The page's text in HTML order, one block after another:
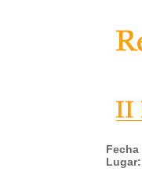
Fecha
Lugar: